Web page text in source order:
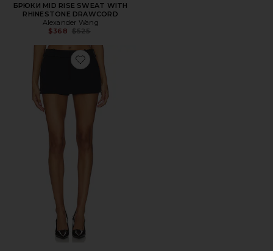
БРЮКИ MID RISE SWEAT WITH
RHINESTONE DRAWCORD
Alexander Wang
$368 Previous price:
$525
Favorite ЮБКА-ШОРТЫ MID RISE MINI WITH SIDE SLIT